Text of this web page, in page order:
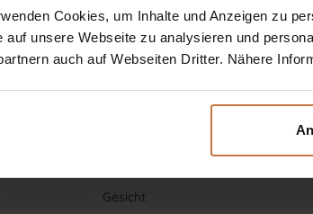
Cookies, um Inhalte und Anzeigen zu
auf unsere Webseite zu analysieren und
auch auf Webseiten Dritter. Nähere
jeweiligen privaten Anwendungsbereich ausgewählt. Alle
Gesicht